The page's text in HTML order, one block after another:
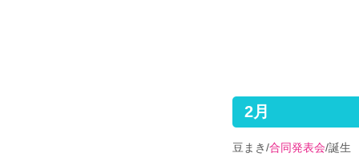
2月
豆まき/合同発表会/誕生